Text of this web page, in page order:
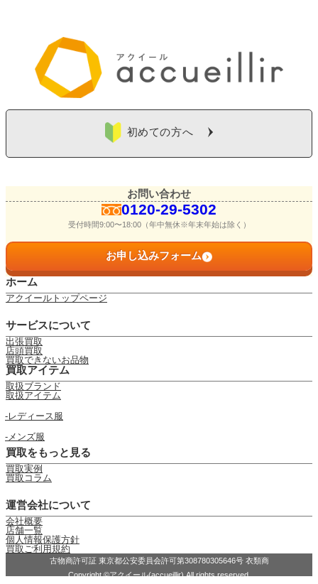
初めての方へ
お問い合わせ
0120-29-5302
受付時間9:00〜18:00（年中無休※年末年始は除く）
お申し込みフォーム
ホーム
アクイールトップページ
サービスについて
出張買取
店頭買取
買取できないお品物
買取アイテム
取扱ブランド
取扱アイテム
レディース服
メンズ服
買取をもっと見る
買取実例
買取コラム
運営会社について
会社概要
店舗一覧
個人情報保護方針
買取ご利用規約
古物商許可証 東京都公安委員会許可第308780305646号 衣類商
Copyright ©アクイール(accueillir) All rights reserved.